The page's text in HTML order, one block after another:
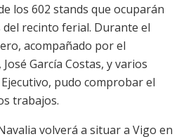
los 602 stands que ocuparán
recinto ferial. Durante el
acompañado por el
García Costas, y varios
pudo comprobar el
trabajos.
volverá a situar a Vigo en